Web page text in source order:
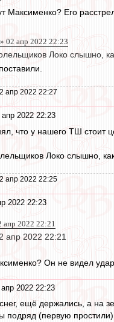
Максименко? Его
02 апр 2022 22:23
Локо слышно,
апр 2022 22:27
2022 22:23
что у нашего ТШ стоит
Локо слышно,
апр 2022 22:25
2022 22:23
апр 2022 22:21
апр 2022 22:21
Он не видел
2022 22:23
ещё держались, а на
подряд (первую простили)